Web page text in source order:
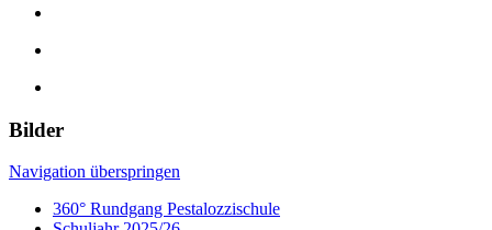
Bilder
Navigation überspringen
360° Rundgang Pestalozzischule